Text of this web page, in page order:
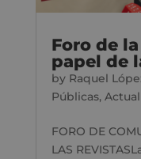
Foro de
papel de
by Raquel
Públicas,
FORO DE
LAS